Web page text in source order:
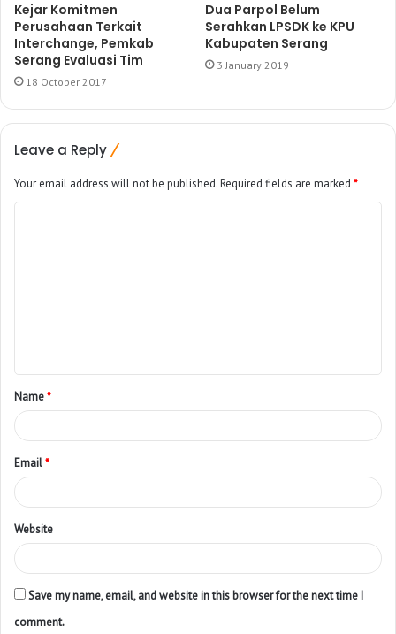
Kejar Komitmen
Perusahaan Terkait
Interchange, Pemkab
Serang Evaluasi Tim
18 October 2017
Dua Parpol Belum
Serahkan LPSDK ke KPU
Kabupaten Serang
3 January 2019
Leave a Reply
Your email address will not be published.Required fields are marked *
Name*
Email*
Website
Save my name, email, and website in this browser for the next time I
comment.